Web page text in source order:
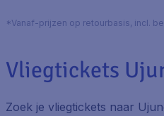
*Vanaf-prijzen op retourbasis, incl.
Vliegtickets
Zoek je vliegtickets naar